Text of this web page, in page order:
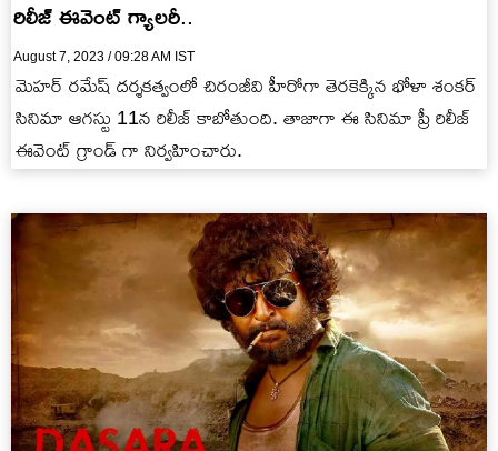
రిలీజ్ ఈవెంట్ గ్యాలరీ..
August 7, 2023 / 09:28 AM IST
మెహర్ రమేష్ దర్శకత్వంలో చిరంజీవి హీరోగా తెరకెక్కిన భోళా శంకర్
సినిమా ఆగస్టు 11న రిలీజ్ కాబోతుంది. తాజాగా ఈ సినిమా ప్రీ రిలీజ్
ఈవెంట్ గ్రాండ్ గా నిర్వహించారు.